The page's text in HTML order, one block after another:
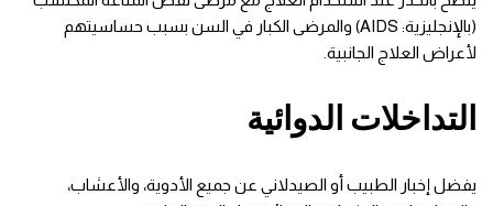
(بالإنجليزية: AIDS) والمرضى الكبار في السن بسبب حساسيتهم
لأعراض العلاج الجانبية.
التداخلات الدوائية
يفضل إخبار الطبيب أو الصيدلاني عن جميع الأدوية، والأعشاب،